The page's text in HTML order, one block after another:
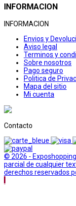
INFORMACION
INFORMACION
Envios y
Aviso legal
Terminos y
Sobre nosotros
Pago seguro
Politica de
Mapa del sitio
Mi cuenta
Contacto
© 2026 -
parcial de cualquier
derechos reservados